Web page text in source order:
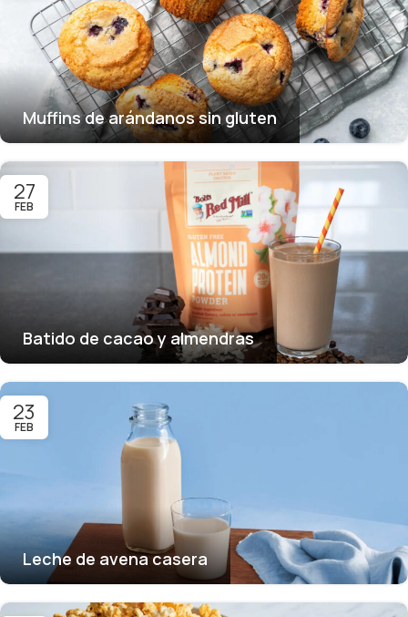
Muffins de arándanos sin gluten
27
FEB
Batido de cacao y almendras
23
FEB
Leche de avena casera